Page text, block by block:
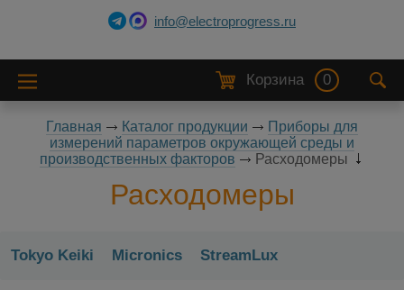
info@electroprogress.ru
Корзина 0
Главная Каталог продукции
Приборы для
измерений параметров окружающей среды и
производственных факторов
Расходомеры
Расходомеры
Tokyo Keiki Micronics StreamLux